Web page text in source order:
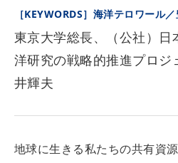
［KEYWORDS］海洋テロワール
東京大学総長、（公社）日
洋研究の戦略的推進プロ
井輝夫
地球に生きる私たちの共有資